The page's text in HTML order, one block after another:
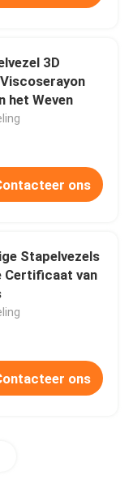
3D
het Weven
ons
Stapelvezels
Certificaat van
ons